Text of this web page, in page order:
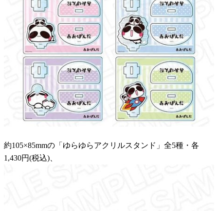
約105×85mmの「ゆらゆらアクリルスタンド」全5種・各
1,430円(税込)、